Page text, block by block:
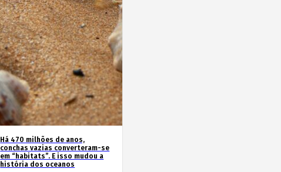
Há 470 milhões de anos,
conchas vazias converteram-se
em “habitats”. E isso mudou a
história dos oceanos